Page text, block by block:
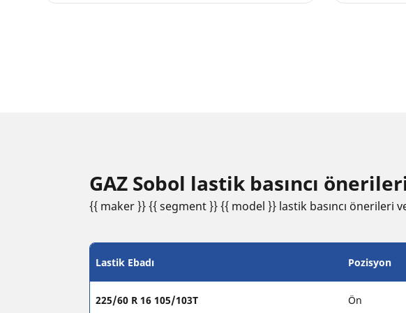
GAZ Sobol lastik basıncı
{{ maker }} {{ segment }} {{ model }} lastik basıncı öneri̇leri̇
Lastik Ebadı Pozisyon
225/60 R 16 105/103T Ön